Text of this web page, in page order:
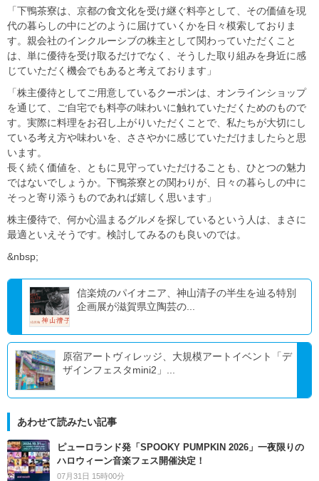
「下鴨茶寮は、京都の食文化を受け継ぐ料亭として、その価値を現
代の暮らしの中にどのように届けていくかを日々模索しておりま
す。親会社のインクルーシブの株主として関わっていただくこと
は、単に優待を受け取るだけでなく、そうした取り組みを身近に感
じていただく機会でもあると考えております」
「株主優待としてご用意しているクーポンは、オンラインショップ
を通じて、ご自宅でも料亭の味わいに触れていただくためのもので
す。実際に料理をお召し上がりいただくことで、私たちが大切にし
ている考え方や味わいを、ささやかに感じていただけましたらと思
います。
長く続く価値を、ともに見守っていただけることも、ひとつの魅力
ではないでしょうか。下鴨茶寮との関わりが、日々の暮らしの中に
そっと寄り添うものであれば嬉しく思います」
株主優待で、何か心温まるグルメを探しているという人は、まさに
最適といえそうです。検討してみるのも良いのでは。
&nbsp;
信楽焼のパイオニア、神山清子の半生を辿る特別
企画展が滋賀県立陶芸の...
原宿アートヴィレッジ、大規模アートイベント「デ
ザインフェスタmini2」...
あわせて読みたい記事
ピューロランド発「SPOOKY PUMPKIN 2026」一夜限りの
ハロウィーン音楽フェス開催決定！
07月31日 15時00分